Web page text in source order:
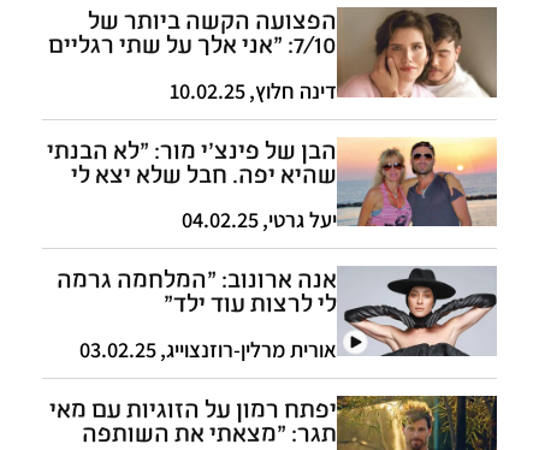
הפצועה הקשה ביותר של
7/10: "אני אלך על שתי רגליים
דינה חלוץ,
10.02.25
הבן של פינצ'י מור: "לא הבנתי
שהיא יפה. חבל שלא יצא לי
יעל גרטי,
04.02.25
אנה ארונוב: "המלחמה גרמה
לי לרצות עוד ילד"
אורית מרלין-רוזנצוייג,
03.02.25
יפתח רמון על הזוגיות עם מאי
תגר: "מצאתי את השותפה